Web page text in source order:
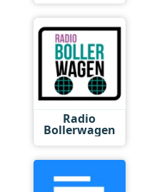
Radio
Bollerwagen